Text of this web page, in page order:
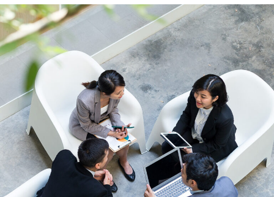
き
ま
す）
き
ま
す）
き
ま
す）